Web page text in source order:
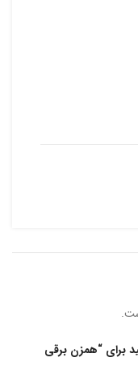
برای “همزن برقی